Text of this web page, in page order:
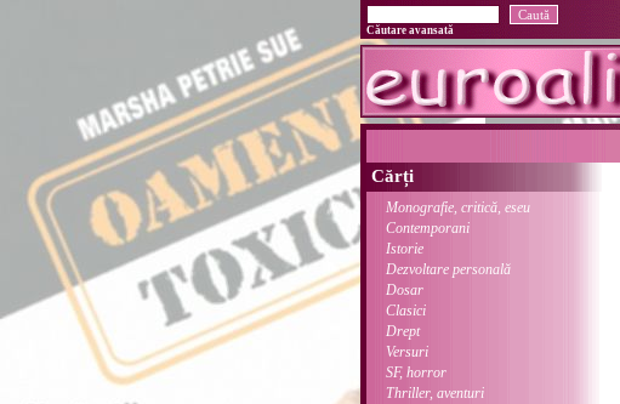
Căutare avansată
Cărți
Monografie, critică, eseu
Contemporani
Istorie
Dezvoltare personală
Dosar
Clasici
Drept
Versuri
SF, horror
Thriller, aventuri